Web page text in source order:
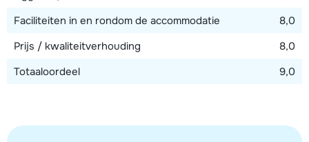
Faciliteiten in en rondom de accommodatie
8,0
Prijs / kwaliteitverhouding
8,0
Totaaloordeel
9,0